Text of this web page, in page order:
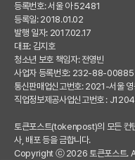
등록번호: 서울 아 52481
등록일: 2018.01.02
발행 일자: 2017.02.17
대표: 김지호
청소년 보호 책임자: 전영빈
사업자 등록번호: 232-88-00885
통신판매업신고번호: 2021-서울
직업정보제공사업신고번호 :
토큰포스트(tokenpost)의 모든 컨
사, 배포 등을 금합니다.
Copyright ⓒ 2026 토큰포스트.